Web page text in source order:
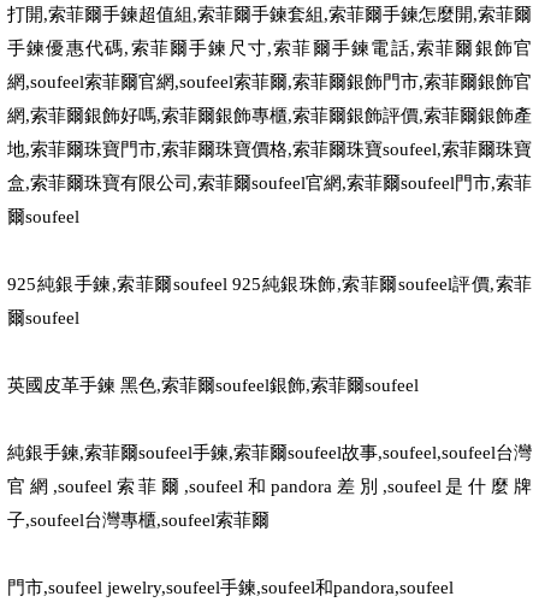
打開,索菲爾手鍊超值組 ,索菲爾手鍊套組 ,索菲爾手鍊怎麼開,索菲爾
手鍊優惠代碼,索菲爾手鍊尺寸,索菲爾手鍊電話,索菲爾銀飾官
網,soufeel索菲爾官網,soufeel索菲爾,索菲爾銀飾門市,索菲爾銀飾官
網,索菲爾銀飾好嗎,索菲爾銀飾專櫃,索菲爾銀飾評價,索菲爾銀飾產
地,索菲爾珠寶門市,索菲爾珠寶價格,索菲爾珠寶soufeel,索菲爾珠寶
盒,索菲爾珠寶有限公司 ,索菲爾soufeel官網,索菲爾soufeel門市,索菲
爾soufeel
925純銀手鍊,索菲爾soufeel 925純銀珠飾,索菲爾soufeel評價,索菲
爾soufeel
英國皮革手鍊 黑色,索菲爾soufeel銀飾,索菲爾soufeel
純銀手鍊,索菲爾soufeel手鍊,索菲爾soufeel故事,soufeel,soufeel台灣
官網 ,soufeel 索菲爾 ,soufeel 和 pandora 差別 ,soufeel 是什麼牌
子,soufeel台灣專櫃,soufeel索菲爾
門市,soufeel jewelry,soufeel手鍊,soufeel和pandora,soufeel